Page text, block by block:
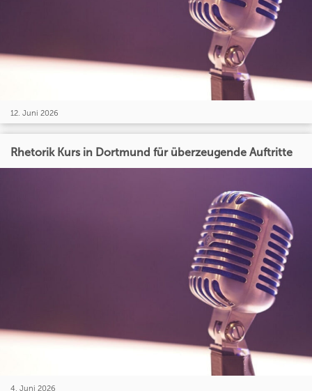
12. Juni 2026
Rhetorik Kurs in Dortmund für überzeugende Auftritte
4. Juni 2026